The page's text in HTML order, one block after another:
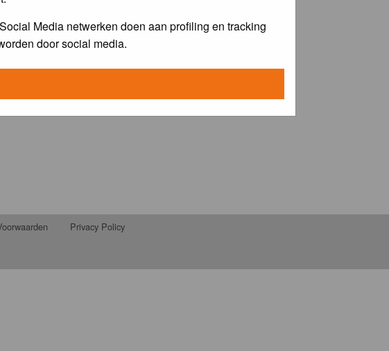
Media netwerken doen aan profiling en tracking
door social media.
Privacy Policy